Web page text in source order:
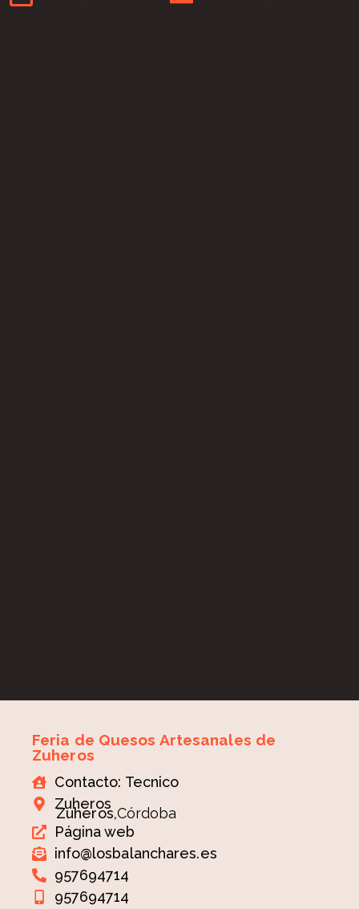
Feria de Quesos Artesanales de
Zuheros
Contacto: Tecnico
Zuheros
Zuheros,Córdoba
Página web
info@losbalanchares.es
957694714
957694714